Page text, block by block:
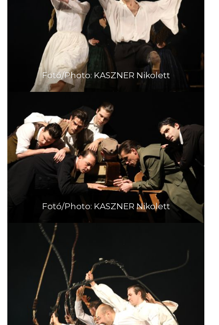
Fotó/Photo: KASZNER Nikolett
Fotó/Photo: KASZNER Nikolett